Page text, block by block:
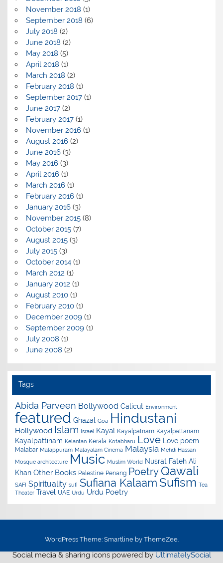
November 2018 (1)
September 2018 (6)
July 2018 (2)
June 2018 (2)
May 2018 (5)
April 2018 (1)
March 2018 (2)
February 2018 (1)
September 2017(1)
June 2017(2)
February 2017(1)
November 2016(1)
August 2016(2)
June 2016(3)
May 2016(3)
April 2016(1)
March 2016(1)
February 2016(1)
January 2016(3)
November 2015(8)
October 2015(7)
August 2015(3)
July 2015(3)
October 2014(1)
March 2012 (1)
January 2012 (1)
August 2010(1)
February 2010(1)
December 2009(1)
September 2009(1)
July 2008 (1)
June 2008 (2)
Tags
Abida Parveen Bollywood Calicut Environment
featured Ghazal Goa Hindustani
Hollywood Islam Israel Kayal Kayalpatnam Kayalpattanam
Kayalpattinam Kelantan Kerala Kotabharu Love Love poem
Malabar Malappuram Malayalam Cinema Malaysia Mehdi Hassan
Mosque architecture Music Muslim World Nusrat Fateh Ali
Khan Other Books Palestine Penang Poetry Qawali
SAFI Spirituality sufi Sufiana Kalaam Sufism Tea
Theater Travel UAE Urdu Urdu Poetry
WordPress Theme: Smartline by ThemeZee.
Social media & sharing icons powered by UltimatelySocial